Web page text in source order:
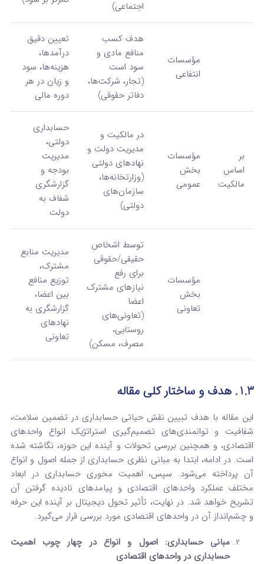
اجتماعی)
مؤسسات
انتفاعی
هدف کسب
منافع مادی و
سود است
(تجار، شرکت‌ها،
دفاتر حقوقی)
تعیین دقیق
درآمدها،
هزینه‌ها، سود
و زیان در هر
دوره مالی
بر
اساس
مالکیت
مؤسسات
بخش
عمومی
در مالکیت و
مدیریت دولت و
نهادهای دولتی
(وزارتخانه‌ها،
سازمان‌های
دولتی)
حسابداری
دولتی،
مدیریت
بودجه و
گزارشگری
شفاف به
دولت
مؤسسات
بخش
تعاونی
توسط اشخاص
حقیقی/حقوقی
برای رفع
نیازهای مشترک
اعضا
(تعاونی‌های
روستایی،
مصرف، مسکن)
مدیریت منابع
مشترک،
توزیع منافع
بین اعضا،
گزارشگری به
نهادهای
تعاونی
1.3. هدف و ساختار کلی مقاله
این مقاله با هدف تبیین نقش حیاتی حسابداری در تضمین سلامت،
شفافیت و توانمندی‌های تصمیم‌گیری استراتژیک انواع واحدهای
اقتصادی، و همچنین بررسی تحولات و آینده این حوزه، نگاشته شده
است. در ادامه، ابتدا به مبانی نظری حسابداری از جمله اصول و انواع
آن پرداخته می‌شود. سپس، اهمیت محوری حسابداری در ابعاد
مختلف عملکرد واحدهای اقتصادی و پیامدهای نادیده گرفتن آن
تشریح خواهد شد. در نهایت، تأثیر تحول دیجیتال بر آینده این حرفه
و چشم‌انداز آن در واحدهای اقتصادی مورد بررسی قرار می‌گیرد.
مبانی حسابداری: اصول و انواعدر چهار چوب اهمیت
حسابداری در واحدهای اقتصادی